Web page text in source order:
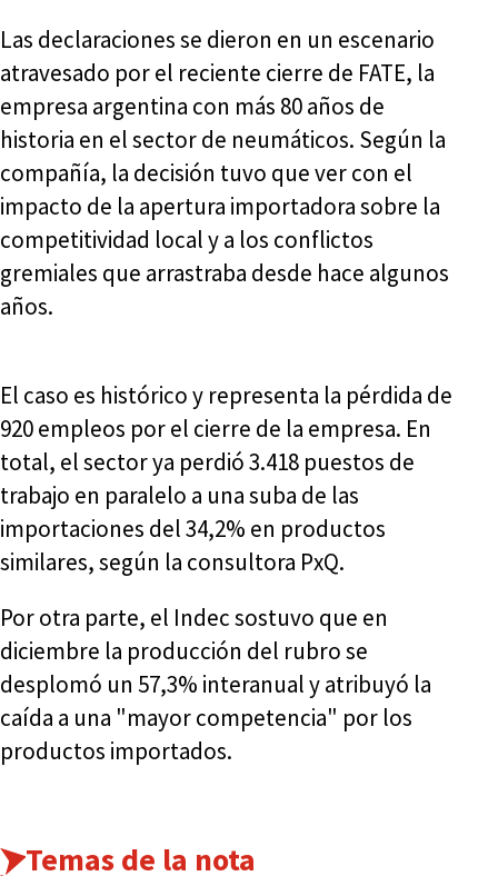
Las declaraciones se dieron en un escenario
atravesado por el reciente cierre de FATE, la
empresa argentina con más 80 años de
historia en el sector de neumáticos. Según la
compañía, la decisión tuvo que ver con el
impacto de la apertura importadora sobre la
competitividad local y a los conflictos
gremiales que arrastraba desde hace algunos
años.
El caso es histórico y representa la pérdida de
920 empleos por el cierre de la empresa. En
total, el sector ya perdió 3.418 puestos de
trabajo en paralelo a una suba de las
importaciones del 34,2% en productos
similares, según la consultora PxQ.
Por otra parte, el Indec sostuvo que en
diciembre la producción del rubro se
desplomó un 57,3% interanual y atribuyó la
caída a una "mayor competencia" por los
productos importados.
Temas de la nota